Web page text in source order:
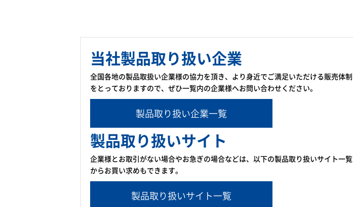
当社製品取り扱い企業
全国各地の製品取扱い企業様の協力を頂き、より身近でご満足いただける販売体制
をとっておりますので、ぜひ一覧内の企業様へお問い合わせください。
製品取り扱い企業一覧
製品取り扱いサイト
企業様とお取引がない場合やお急ぎの場合などは、以下の製品取り扱いサイト一覧
からお買い求めもできます。
製品取り扱いサイト一覧